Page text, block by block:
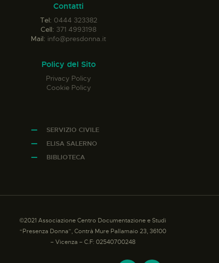
Contatti
Tel: 0444 323382
Cell: 371 4993198
Mail: info@presdonna.it
Policy del Sito
Privacy Policy
Cookie Policy
SERVIZIO CIVILE
ELISA SALERNO
BIBLIOTECA
©2021 Associazione Centro Documentazione e Studi
“Presenza Donna”, Contrà Mure Pallamaio 23, 36100
– Vicenza – C.F: 02540700248